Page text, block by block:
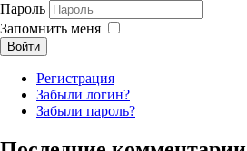
Пароль
Запомнить меня
Войти
Регистрация
Забыли логин?
Забыли пароль?